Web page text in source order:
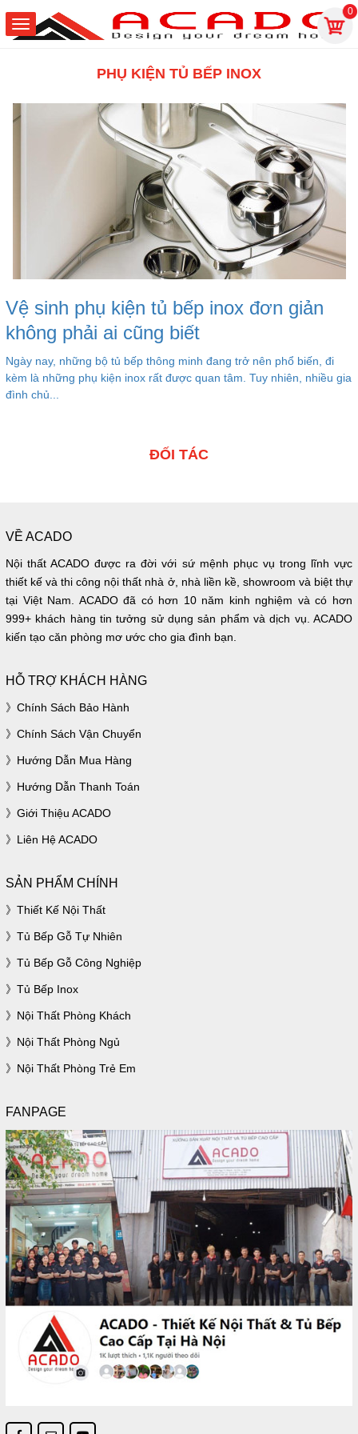
0
PHỤ KIỆN TỦ BẾP INOX
Vệ sinh phụ kiện tủ bếp inox đơn giản
không phải ai cũng biết
Ngày nay, những bộ tủ bếp thông minh đang trở nên phổ biến, đi
kèm là những phụ kiện inox rất được quan tâm. Tuy nhiên, nhiều gia
đình chủ...
ĐỐI TÁC
VỀ ACADO
Nội thất ACADO được ra đời với sứ mệnh phục vụ trong lĩnh vực
thiết kế và thi công nội thất nhà ở, nhà liền kề, showroom và biệt thự
tại Việt Nam. ACADO đã có hơn 10 năm kinh nghiệm và có hơn
999+ khách hàng tin tưởng sử dụng sản phẩm và dịch vụ. ACADO
kiến tạo căn phòng mơ ước cho gia đình bạn.
HỖ TRỢ KHÁCH HÀNG
Chính Sách Bảo Hành
Chính Sách Vận Chuyển
Hướng Dẫn Mua Hàng
Hướng Dẫn Thanh Toán
Giới Thiệu ACADO
Liên Hệ ACADO
SẢN PHẨM CHÍNH
Thiết Kế Nội Thất
Tủ Bếp Gỗ Tự Nhiên
Tủ Bếp Gỗ Công Nghiệp
Tủ Bếp Inox
Nội Thất Phòng Khách
Nội Thất Phòng Ngủ
Nội Thất Phòng Trẻ Em
FANPAGE